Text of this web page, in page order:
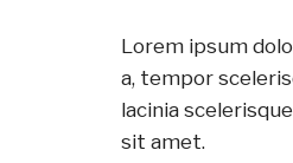
Lorem ipsum
a, tempor
lacinia
sit amet.